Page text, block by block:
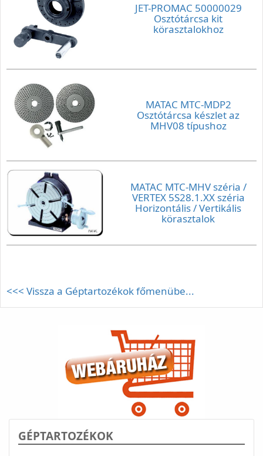
JET-PROMAC 50000029
Osztótárcsa kit
körasztalokhoz
MATAC MTC-MDP2
Osztótárcsa készlet az
MHV08 típushoz
MATAC MTC-MHV széria /
VERTEX 5S28.1.XX széria
Horizontális / Vertikális
körasztalok
<<< Vissza a Géptartozékok főmenübe...
GÉPTARTOZÉKOK